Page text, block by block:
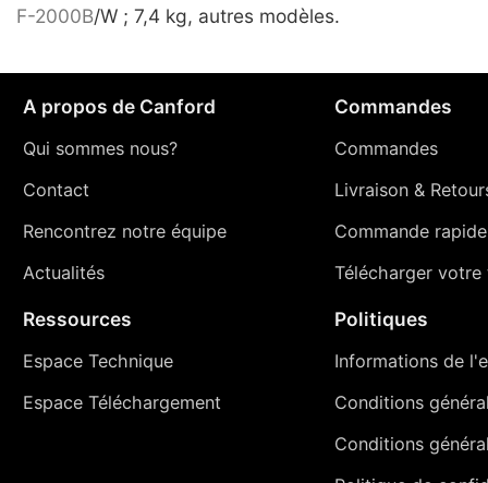
F-2000B/W ; 7,4 kg, autres modèles.
A propos de Canford
Qui sommes nous?
Contact
Rencontrez notre équipe
Actualités
Commandes
Commandes
Livraison&
Commande rapide
Télécharger votre
Ressources
Espace Technique
Espace Téléchargement
Politiques
Informations de
Conditions
Conditions